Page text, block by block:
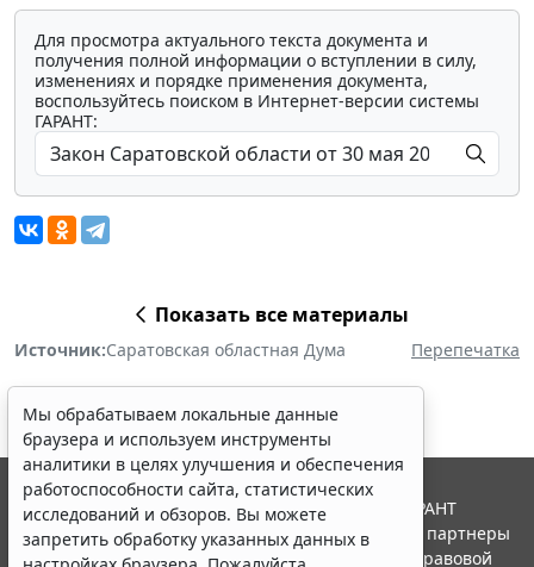
Для просмотра актуального текста документа и
получения полной информации о вступлении в силу,
изменениях и порядке применения документа,
воспользуйтесь поиском в Интернет-версии системы
ГАРАНТ:
Показать все материалы
Источник:Саратовская областная Дума Перепечатка
Мы обрабатываем локальные данные
браузера и используем инструменты
аналитики в целях улучшения и обеспечения
работоспособности сайта, статистических
исследований и обзоров. Вы можете
запретить обработку указанных данных в
© ООО "НПП "ГАРАНТ-СЕРВИС", 2026. Система ГАРАНТ
выпускается с 1990 года. Компания "Гарант" и ее партнеры
являются участниками Российской ассоциации правовой